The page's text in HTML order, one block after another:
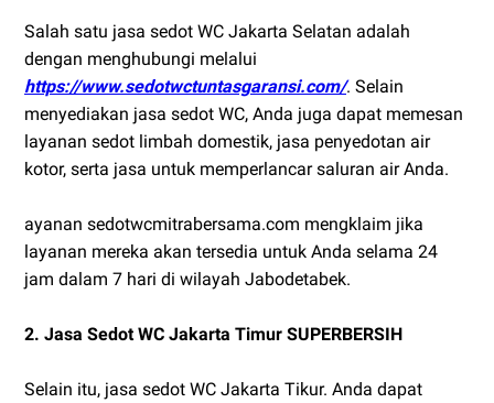
Salah satu jasa sedot WC Jakarta Selatan adalah
dengan menghubungi melalui
https://www.sedotwctuntasgaransi.com/. Selain
menyediakan jasa sedot WC, Anda juga dapat memesan
layanan sedot limbah domestik, jasa penyedotan air
kotor, serta jasa untuk memperlancar saluran air Anda.
ayanan sedotwcmitrabersama.com mengklaim jika
layanan mereka akan tersedia untuk Anda selama 24
jam dalam 7 hari di wilayah Jabodetabek.
2. Jasa Sedot WC Jakarta Timur SUPERBERSIH
Selain itu, jasa sedot WC Jakarta Tikur. Anda dapat